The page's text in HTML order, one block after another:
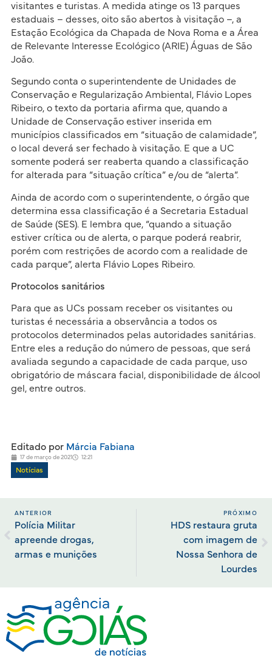
visitantes e turistas. A medida atinge os 13 parques
estaduais – desses, oito são abertos à visitação –, a
Estação Ecológica da Chapada de Nova Roma e a Área
de Relevante Interesse Ecológico (ARIE) Águas de São
João.
Segundo conta o superintendente de Unidades de
Conservação e Regularização Ambiental, Flávio Lopes
Ribeiro, o texto da portaria afirma que, quando a
Unidade de Conservação estiver inserida em
municípios classificados em “situação de calamidade”,
o local deverá ser fechado à visitação. E que a UC
somente poderá ser reaberta quando a classificação
for alterada para “situação crítica” e/ou de “alerta”.
Ainda de acordo com o superintendente, o órgão que
determina essa classificação é a Secretaria Estadual
de Saúde (SES). E lembra que, “quando a situação
estiver crítica ou de alerta, o parque poderá reabrir,
porém com restrições de acordo com a realidade de
cada parque”, alerta Flávio Lopes Ribeiro.
Protocolos sanitários
Para que as UCs possam receber os visitantes ou
turistas é necessária a observância a todos os
protocolos determinados pelas autoridades sanitárias.
Entre eles a redução do número de pessoas, que será
avaliada segundo a capacidade de cada parque, uso
obrigatório de máscara facial, disponibilidade de álcool
gel, entre outros.
Editado porMárcia Fabiana
17 de março de 2021 12:21
Notícias
ANTERIOR
Polícia Militar
apreende drogas,
armas e munições
PRÓXIMO
HDS restaura gruta
com imagem de
Nossa Senhora de
Lourdes